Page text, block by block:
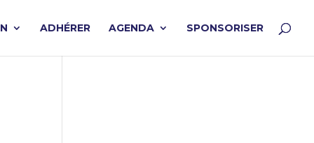
ADHÉRER AGENDA SPONSORISER